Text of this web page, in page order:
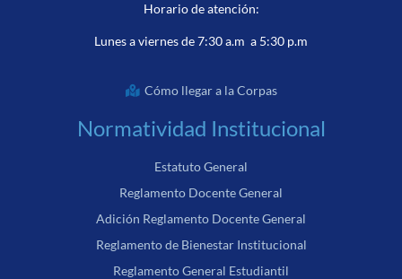
Horario de atención:
Lunes a viernes de 7:30 a.m a 5:30 p.m
Cómo llegar a la Corpas
Normatividad Institucional
Estatuto General
Reglamento Docente General
Adición Reglamento Docente General
Reglamento de Bienestar Institucional
Reglamento General Estudiantil